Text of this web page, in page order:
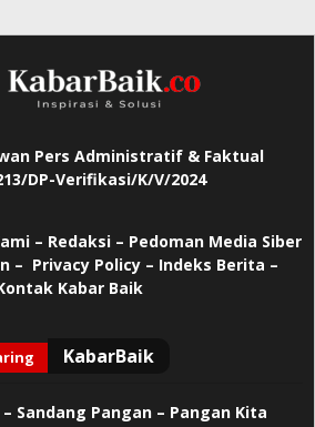
Pers Administratif & Faktual
DP-Verifikasi/K/V/2024
– Redaksi – Pedoman Media Siber
– Privacy Policy– Indeks Berita –
Kabar Baik
Sandang Pangan – Pangan Kita